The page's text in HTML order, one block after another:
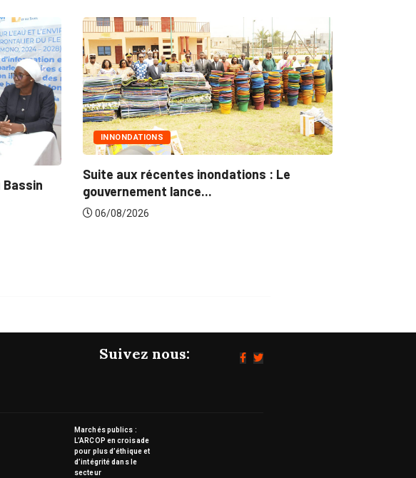
INNONDATIONS
Suite aux récentes inondations : Le
gouvernement lance...
06/08/2026
MARCHÉS PUBLICS
Suivez nous:
Marchés publics :
L’ARCOP en croisade
pour plus d’éthique et
d’intégrité dans le
secteur